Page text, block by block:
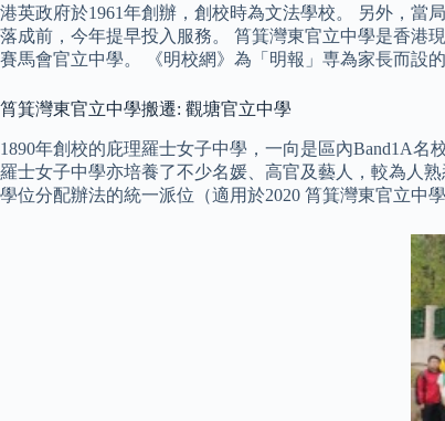
港英政府於1961年創辦，創校時為文法學校。 另外，當
落成前，今年提早投入服務。 筲箕灣東官立中學是香港
賽馬會官立中學。 《明校網》為「明報」専為家長而設
筲箕灣東官立中學搬遷: 觀塘官立中學
1890年創校的庇理羅士女子中學，一向是區內Band1A
羅士女子中學亦培養了不少名媛、高官及藝人，較為人
學位分配辦法的統一派位（適用於2020 筲箕灣東官立中